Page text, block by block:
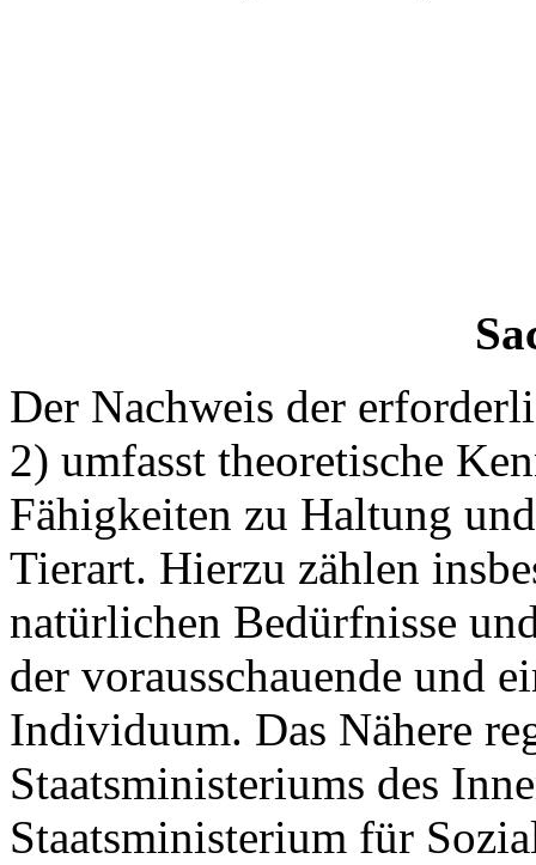
Der Nachweis der
2) umfasst theoretische
Fähigkeiten zu Haltung
Tierart. Hierzu zählen
natürlichen Bedürfnisse
der vorausschauende und
Individuum. Das Nähere
Staatsministeriums des
Staatsministerium für